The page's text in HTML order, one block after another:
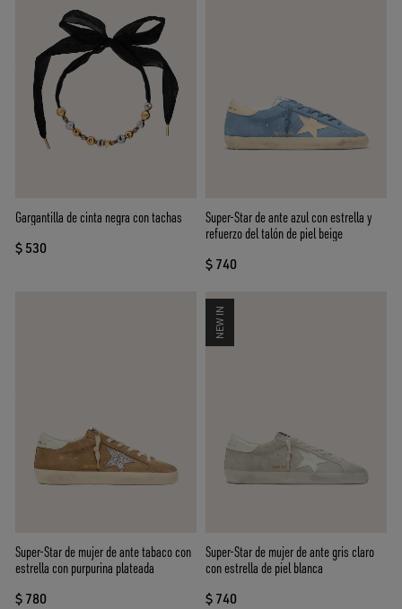
Gargantilla de cinta negra con tachas
$ 530
Super-Star de ante azul con estrella y
refuerzo del talón de piel beige
$ 740
Super-Star de mujer de ante tabaco con
estrella con purpurina plateada
$ 780
NEW IN
Super-Star de mujer de ante gris claro
con estrella de piel blanca
$ 740